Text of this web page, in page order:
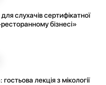
слухачів сертифікатної
бізнесі»
лекція з мікології